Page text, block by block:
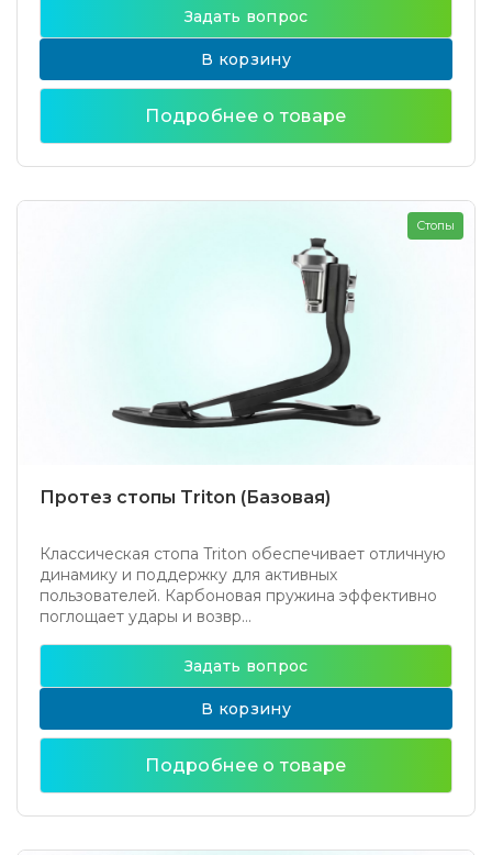
Задать вопрос
В корзину
Подробнее о товаре
Протез стопы Triton (Базовая)
Классическая стопа Triton обеспечивает отличную
динамику и поддержку для активных
пользователей. Карбоновая пружина эффективно
поглощает удары и возвр...
Стопы
Задать вопрос
В корзину
Подробнее о товаре